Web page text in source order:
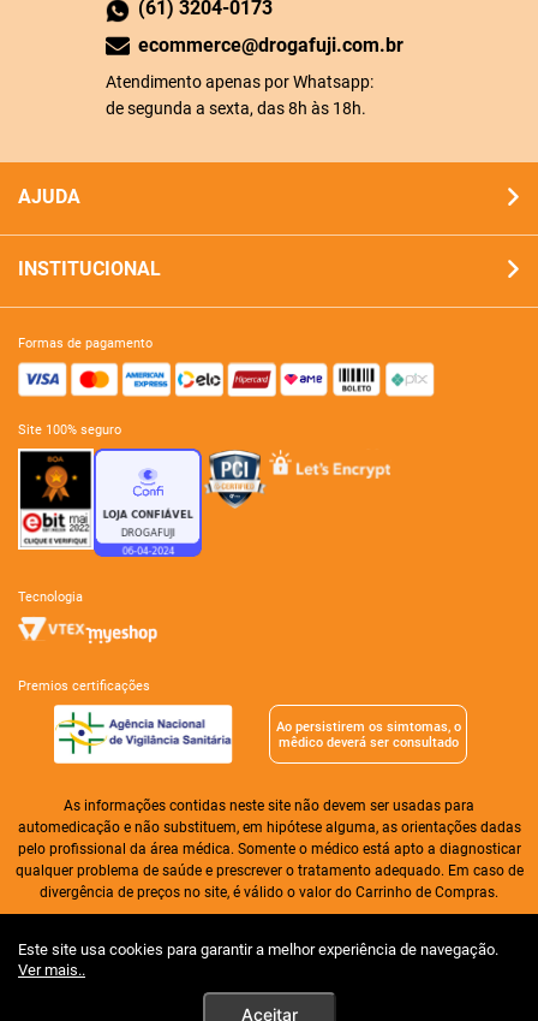
Este site usa cookies para garantir a melhor experiência de navegação.
Ver mais..
Aceitar
(61) 3204-0173
ecommerce@drogafuji.com.br
Atendimento apenas por Whatsapp:
de segunda a sexta, das 8h às 18h.
AJUDA
INSTITUCIONAL
formas de pagamento
site 100% seguro
tecnologia
premios certificações
Ao persistirem os simtomas, o
mêdico deverá ser consultado
As informações contidas neste site não devem ser usadas para
automedicação e não substituem, em hipótese alguma, as orientações dadas
pelo profissional da área médica. Somente o médico está apto a diagnosticar
qualquer problema de saúde e prescrever o tratamento adequado. Em caso de
divergência de preços no site, é válido o valor do Carrinho de Compras.
CNA 02, lote 11, loja 02 | Taguatinga | Distrito Federal | CEP 72.110-025
Horário de funcionamento: 7h às 22h, horário de Brasília. | Tel.: (61) 3204-0000
| Farmacêutico responsável: Dra. Ana Nilza Viana Portela de Sousa - CRF/DF-